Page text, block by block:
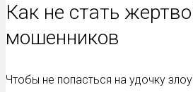
Как не стать
мошенников
Чтобы не попасться на удочку